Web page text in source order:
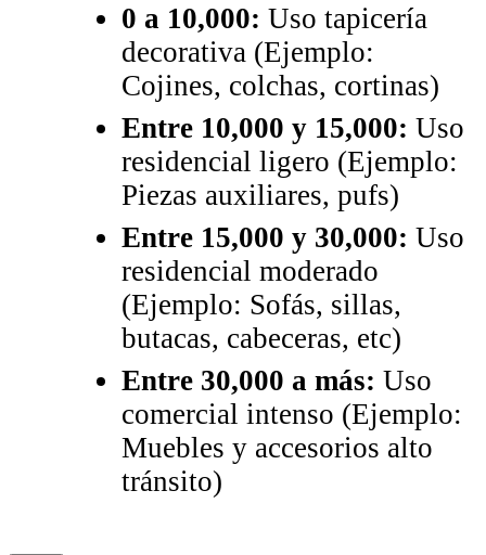
0 a 10,000: Uso tapicería
decorativa (Ejemplo:
Cojines, colchas, cortinas)
Entre 10,000 y 15,000: Uso
residencial ligero (Ejemplo:
Piezas auxiliares, pufs)
Entre 15,000 y 30,000: Uso
residencial moderado
(Ejemplo: Sofás, sillas,
butacas, cabeceras, etc)
Entre 30,000 a más: Uso
comercial intenso (Ejemplo:
Muebles y accesorios alto
tránsito)